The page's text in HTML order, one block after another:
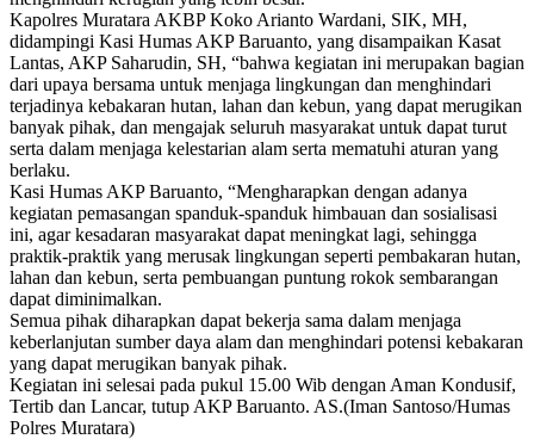
Kapolres Muratara AKBP Koko Arianto Wardani, SIK, MH,
didampingi Kasi Humas AKP Baruanto, yang disampaikan Kasat
Lantas, AKP Saharudin, SH, “bahwa kegiatan ini merupakan bagian
dari upaya bersama untuk menjaga lingkungan dan menghindari
terjadinya kebakaran hutan, lahan dan kebun, yang dapat merugikan
banyak pihak, dan mengajak seluruh masyarakat untuk dapat turut
serta dalam menjaga kelestarian alam serta mematuhi aturan yang
berlaku.
Kasi Humas AKP Baruanto, “Mengharapkan dengan adanya
kegiatan pemasangan spanduk-spanduk himbauan dan sosialisasi
ini, agar kesadaran masyarakat dapat meningkat lagi, sehingga
praktik-praktik yang merusak lingkungan seperti pembakaran hutan,
lahan dan kebun, serta pembuangan puntung rokok sembarangan
dapat diminimalkan.
Semua pihak diharapkan dapat bekerja sama dalam menjaga
keberlanjutan sumber daya alam dan menghindari potensi kebakaran
yang dapat merugikan banyak pihak.
Kegiatan ini selesai pada pukul 15.00 Wib dengan Aman Kondusif,
Tertib dan Lancar, tutup AKP Baruanto. AS.(Iman Santoso/Humas
Polres Muratara)